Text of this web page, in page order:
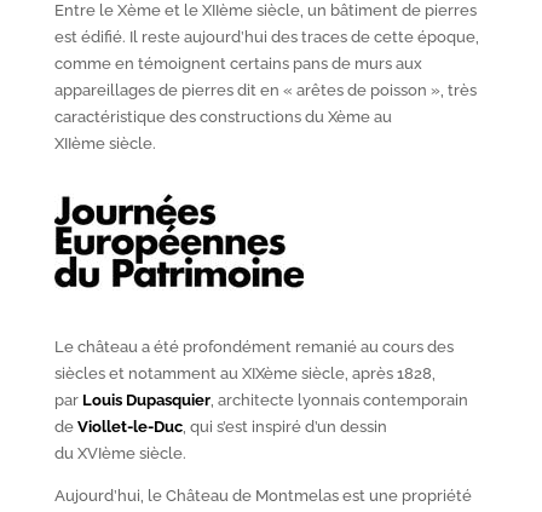
Entre le Xèmeet le XIIèmesiècle, un bâtiment de pierres
est édifié. Il reste aujourd’hui des traces de cette époque,
comme en témoignent certains pans de murs aux
appareillages de pierres dit en « arêtes de poisson », très
caractéristique des constructions du Xèmeau
XIIèmesiècle.
Le château a été profondément remanié au cours des
siècles et notamment au XIXèmesiècle, après 1828,
par Louis Dupasquier, architecte lyonnais contemporain
de Viollet-le-Duc, qui s’est inspiré d’un dessin
du XVIèmesiècle.
Aujourd’hui, le Château de Montmelas est une propriété